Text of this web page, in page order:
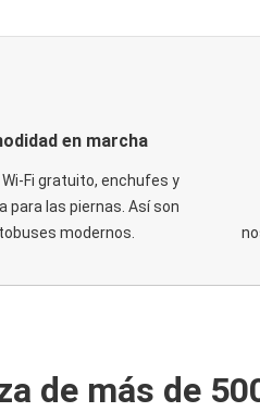
en marcha
Fi gratuito, enchufes y
para las piernas. Así son
modernos.
de más de